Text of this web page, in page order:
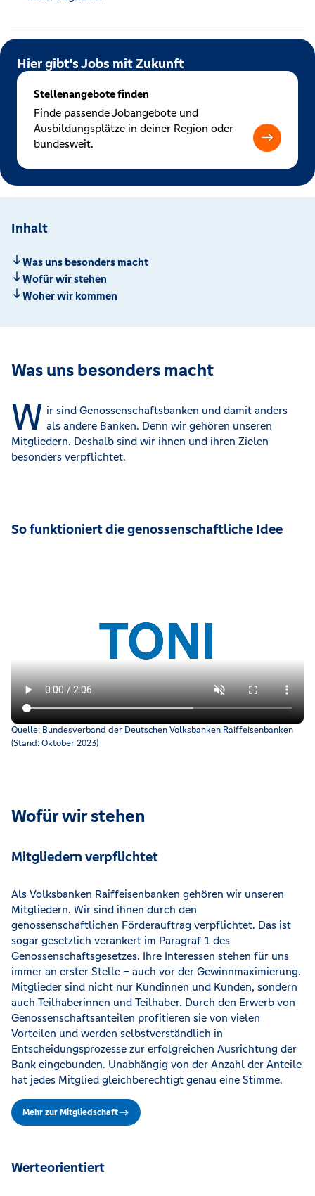
Hier gibt's Jobs mit Zukunft
Stellenangebote finden
Finde passende Jobangebote und
Ausbildungsplätze in deiner Region oder
bundesweit.
Inhalt
Was uns besonders macht
Wofür wir stehen
Woher wir kommen
Was uns besonders macht
W ir sind Genossenschaftsbanken und damit anders
als andere Banken. Denn wir gehören unseren
Mitgliedern. Deshalb sind wir ihnen und ihren Zielen
besonders verpflichtet.
So funktioniert die genossenschaftliche Idee
Video der Volksbanken Raiffeisenbanken, das die
Quelle: Bundesverband der Deutschen Volksbanken Raiffeisenbanken
(Stand: Oktober 2023)
Wofür wir stehen
Mitgliedern verpflichtet
Als Volksbanken Raiffeisenbanken gehören wir unseren
Mitgliedern. Wir sind ihnen durch den
genossenschaftlichen Förderauftrag verpflichtet. Das ist
sogar gesetzlich verankert im Paragraf 1 des
Genossenschaftsgesetzes. Ihre Interessen stehen für uns
immer an erster Stelle – auch vor der Gewinnmaximierung.
Mitglieder sind nicht nur Kundinnen und Kunden, sondern
auch Teilhaberinnen und Teilhaber. Durch den Erwerb von
Genossenschaftsanteilen profitieren sie von vielen
Vorteilen und werden selbstverständlich in
Entscheidungsprozesse zur erfolgreichen Ausrichtung der
Bank eingebunden. Unabhängig von der Anzahl der Anteile
hat jedes Mitglied gleichberechtigt genau eine Stimme.
Mehr zur Mitgliedschaft
Werteorientiert